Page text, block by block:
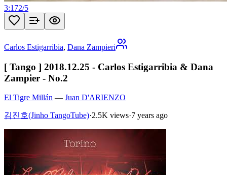
3:172/5
Carlos Estigarribia, Dana Zampieri
[ Tango ] 2018.12.25 - Carlos Estigarribia & Dana
Zampier - No.2
El Tigre Millán — Juan D'ARIENZO
김진호(Jinho TangoTube)·2.5K views·7 years ago